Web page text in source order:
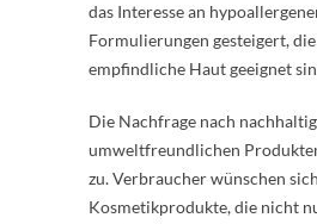
das Interesse an
Formulierungen gesteigert,
empfindliche Haut geeignet
Die Nachfrage nach
umweltfreundlichen
zu. Verbraucher wünschen sich
Kosmetikprodukte, die nicht